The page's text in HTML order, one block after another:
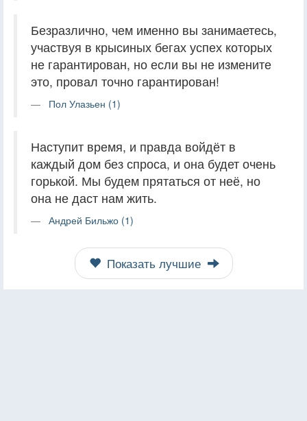
Безразлично, чем именно вы занимаетесь,
участвуя в крысиных бегах успех которых
не гарантирован, но если вы не измените
это, провал точно гарантирован!
Пол Улазьен (1)
Наступит время, и правда войдёт в
каждый дом без спроса, и она будет очень
горькой. Мы будем прятаться от неё, но
она не даст нам жить.
Андрей Бильжо (1)
Показать лучшие